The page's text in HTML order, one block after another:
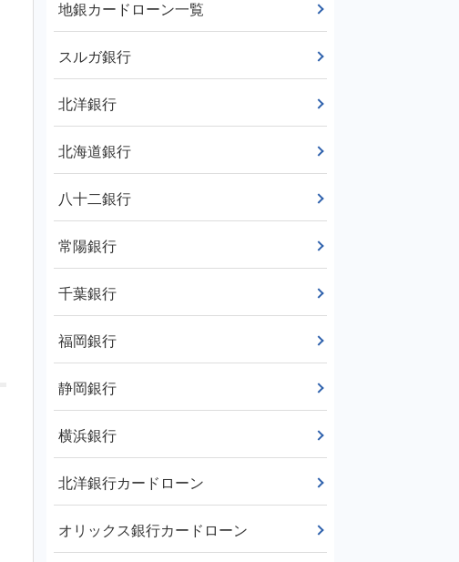
地銀カードローン一覧
スルガ銀行
北洋銀行
北海道銀行
八十二銀行
常陽銀行
千葉銀行
福岡銀行
静岡銀行
横浜銀行
北洋銀行カードローン
オリックス銀行カードローン